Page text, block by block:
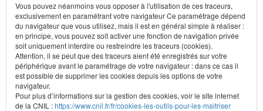
Vous pouvez néanmoins vous opposer à l'utilisation de ces traceurs,
exclusivement en paramétrant votre navigateur Ce paramétrage dépend
du navigateur que vous utilisez, mais il est en général simple à réaliser :
en principe, vous pouvez soit activer une fonction de navigation privée
soit uniquement interdire ou restreindre les traceurs (cookies).
Attention, il se peut que des traceurs aient été enregistrés sur votre
périphérique avant le paramétrage de votre navigateur : dans ce cas il
est possible de supprimer les cookies depuis les options de votre
navigateur.
Pour plus d’informations sur la gestion des cookies, voir le site internet
de la CNIL :https://www.cnil.fr/fr/cookies-les-outils-pour-les-maitriser